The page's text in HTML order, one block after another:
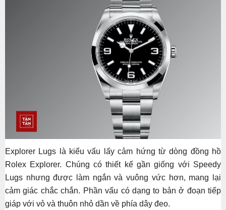
Explorer Lugs là kiểu vấu lấy cảm hứng từ dòng đồng hồ
Rolex Explorer. Chúng có thiết kế gần giống với Speedy
Lugs nhưng được làm ngắn và vuông vức hơn, mang lại
cảm giác chắc chắn. Phần vấu có dạng to bản ở đoạn tiếp
giáp với vỏ và thuôn nhỏ dần về phía dây đeo.